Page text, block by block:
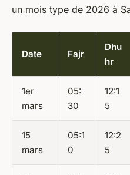
un mois type de 2026 à
Date Fajr
Dhu
hr
1er
mars
05:
30
12:1
5
15
mars
05:1
0
12:2
5